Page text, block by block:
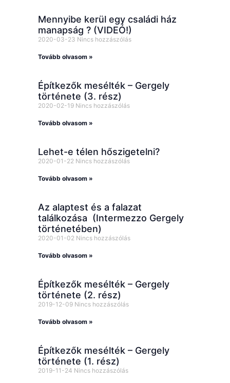
Mennyibe kerül egy családi ház
manapság ? (VIDEÓ!)
2020-03-23 Nincs hozzászólás
Tovább olvasom »
Építkezők mesélték – Gergely
története (3. rész)
2020-02-19 Nincs hozzászólás
Tovább olvasom »
Lehet-e télen hőszigetelni?
2020-01-22 Nincs hozzászólás
Tovább olvasom »
Az alaptest és a falazat
találkozása (Intermezzo Gergely
történetében)
2020-01-02 Nincs hozzászólás
Tovább olvasom »
Építkezők mesélték – Gergely
története (2. rész)
2019-12-09 Nincs hozzászólás
Tovább olvasom »
Építkezők mesélték – Gergely
története (1. rész)
2019-11-24 Nincs hozzászólás